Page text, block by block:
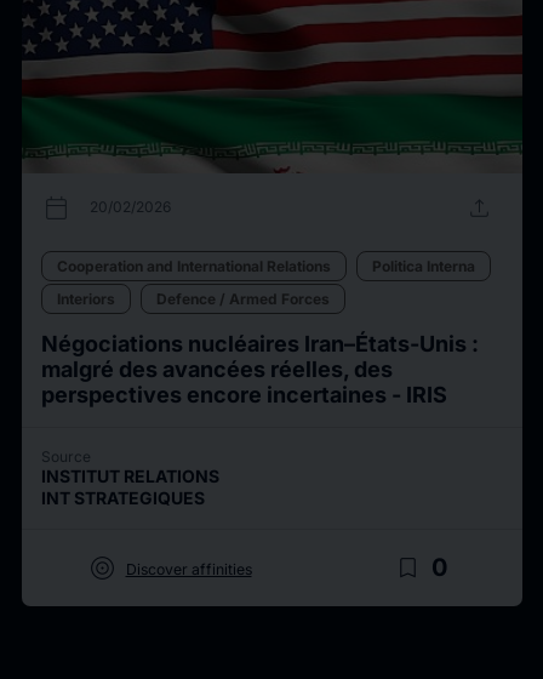
calendar_today 20/02/2026 upload
Cooperation and International Relations
Politica Interna
Interiors
Defence / Armed Forces
Négociations nucléaires Iran–États-Unis :
malgré des avancées réelles, des
perspectives encore incertaines - IRIS
Source
INSTITUT RELATIONS
INT STRATEGIQUES
target Discover affinities bookmark_border 0